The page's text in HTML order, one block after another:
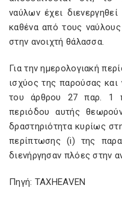
ναύλων έχει
καθένα από τους ναύλους
στην ανοιχτή θάλασσα.
Για την ημερολογιακή
ισχύος της παρούσας και
του άρθρου 27 παρ. 1
περιόδου αυτής
δραστηριότητα κυρίως
περίπτωσης (i) της
διενήργησαν πλόες στην
Πηγή: TAXHEAVEN